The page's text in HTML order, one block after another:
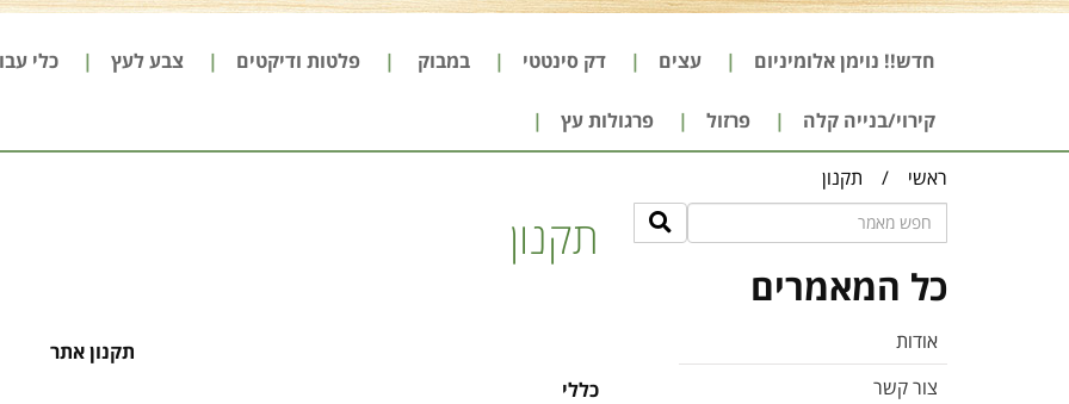
חדש!! נוימן אלומיניום עצים דק סינטטי במבוק פלטות ודיקטים צבע לעץ כלי
קירוי/בנייה קלה פרזול פרגולות עץ
ראשי / תקנון
תקנון
תקנון אתר
כללי
כל המאמרים
אודות
צור קשר